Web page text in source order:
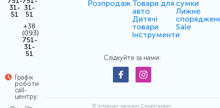
31-
51
31-
51
+38
(093)
751-
31-
51
Графік
роботи
call-
центру:
Розпродаж Товари для
авто
Дитячі
товари
Інструменти
сумки
Лижне
Sale
Слідкуйте за нами:
© Інтернет-магазин Спортсамміт